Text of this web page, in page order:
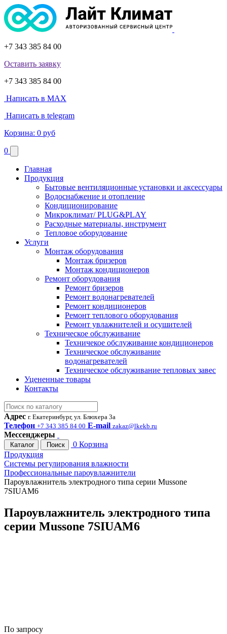
+7 343 385 84 00
Оставить заявку
+7 343 385 84 00
Написать в MAX
Написать в telegram
Корзина: 0 руб
0
Главная
Продукция
Бытовые вентиляционные установки и аксессуары
Водоснабжение и отопление
Кондиционирование
Микроклимат/ PLUG&PLAY
Расходные материалы, инструмент
Тепловое оборудование
Услуги
Монтаж оборудования
Монтаж бризеров
Монтаж кондиционеров
Ремонт оборудования
Ремонт бризеров
Ремонт водонагревателей
Ремонт кондиционеров
Ремонт теплового оборудования
Ремонт увлажнителей и осушителей
Техническое обслуживание
Техничекое обслуживание кондиционеров
Техническое обслуживание
водонагревателей
Техническое обслуживание тепловых завес
Уцененные товары
Контакты
Адрес г. Екатеринбург, ул. Блюхера 3а
Телефон +7 343 385 84 00 E-mail zakaz@lkekb.ru
Мессенджеры
Каталог Поиск 0 Корзина
Продукция
Системы регулирования влажности
Профессиональные пароувлажнители
Пароувлажнитель электродного типа cерии Mussone
7SIUAM6
Пароувлажнитель электродного типа
cерии Mussone 7SIUAM6
По запросу